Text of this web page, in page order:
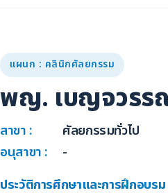
แผนก : คลินิกศัลยกรรม
พญ. เบญจวรร
สาขา :
ศัลยกรรมทั่วไป
อนุสาขา :
-
ประวัติการศึกษาและการฝึกอบรม